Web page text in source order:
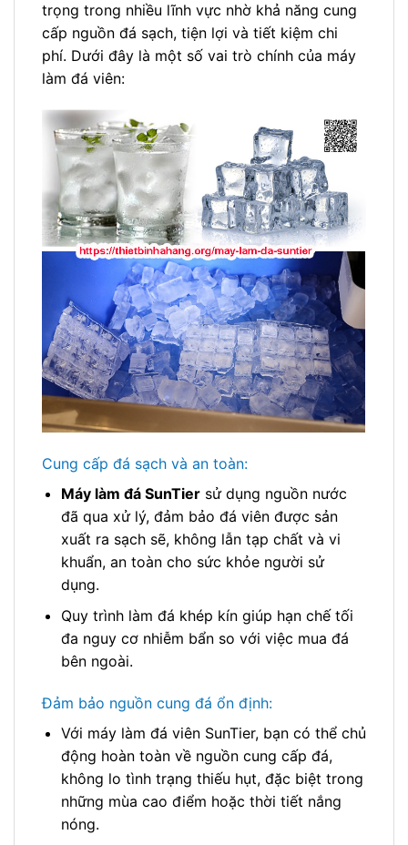
trọng trong nhiều lĩnh vực nhờ khả năng cung
cấp nguồn đá sạch, tiện lợi và tiết kiệm chi
phí. Dưới đây là một số vai trò chính của máy
làm đá viên:
Cung cấp đá sạch và an toàn:
Máy làm đá SunTiersử dụng nguồn nước
đã qua xử lý, đảm bảo đá viên được sản
xuất ra sạch sẽ, không lẫn tạp chất và vi
khuẩn, an toàn cho sức khỏe người sử
dụng.
Quy trình làm đá khép kín giúp hạn chế tối
đa nguy cơ nhiễm bẩn so với việc mua đá
bên ngoài.
Đảm bảo nguồn cung đá ổn định:
Với máy làm đá viên SunTier, bạn có thể chủ
động hoàn toàn về nguồn cung cấp đá,
không lo tình trạng thiếu hụt, đặc biệt trong
những mùa cao điểm hoặc thời tiết nắng
nóng.